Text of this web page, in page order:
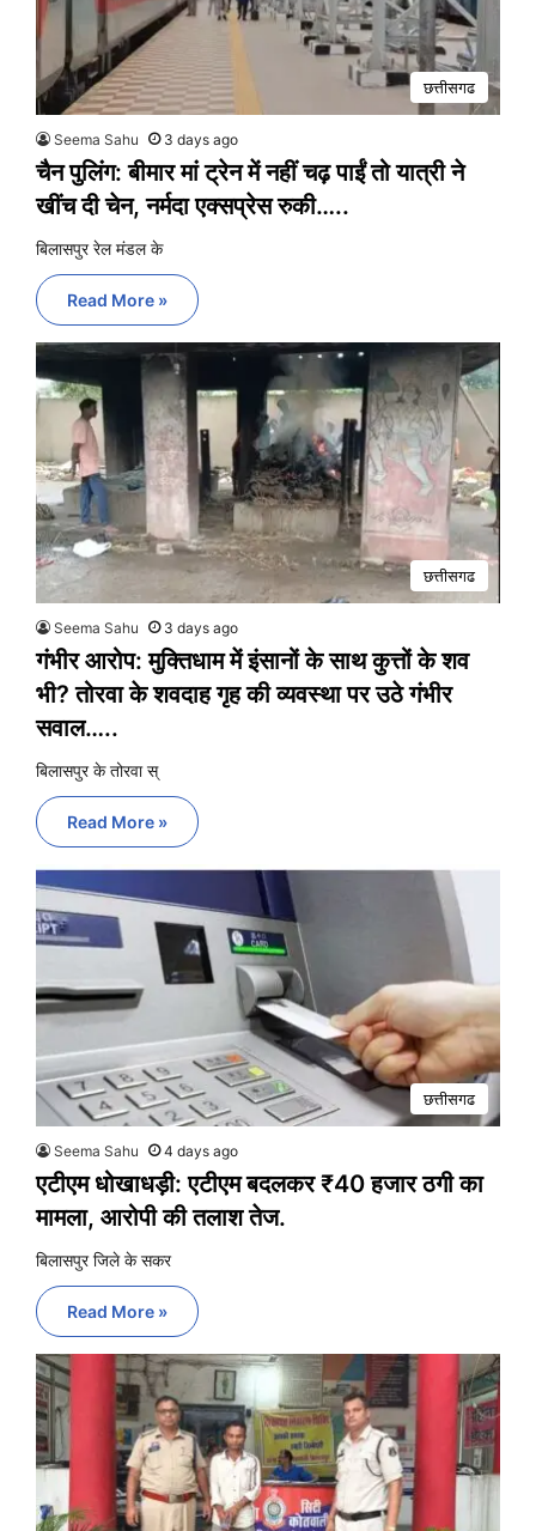
छत्तीसगढ
Seema Sahu 3 days ago
चैन पुलिंग: बीमार मां ट्रेन में नहीं चढ़ पाईं तो यात्री ने
खींच दी चेन, नर्मदा एक्सप्रेस रुकी…..
बिलासपुर रेल मंडल के
Read More »
छत्तीसगढ
Seema Sahu 3 days ago
गंभीर आरोप: मुक्तिधाम में इंसानों के साथ कुत्तों के शव
भी? तोरवा के शवदाह गृह की व्यवस्था पर उठे गंभीर
सवाल…..
बिलासपुर के तोरवा स्
Read More »
छत्तीसगढ
Seema Sahu 4 days ago
एटीएम धोखाधड़ी: एटीएम बदलकर ₹40 हजार ठगी का
मामला, आरोपी की तलाश तेज.
बिलासपुर जिले के सकर
Read More »